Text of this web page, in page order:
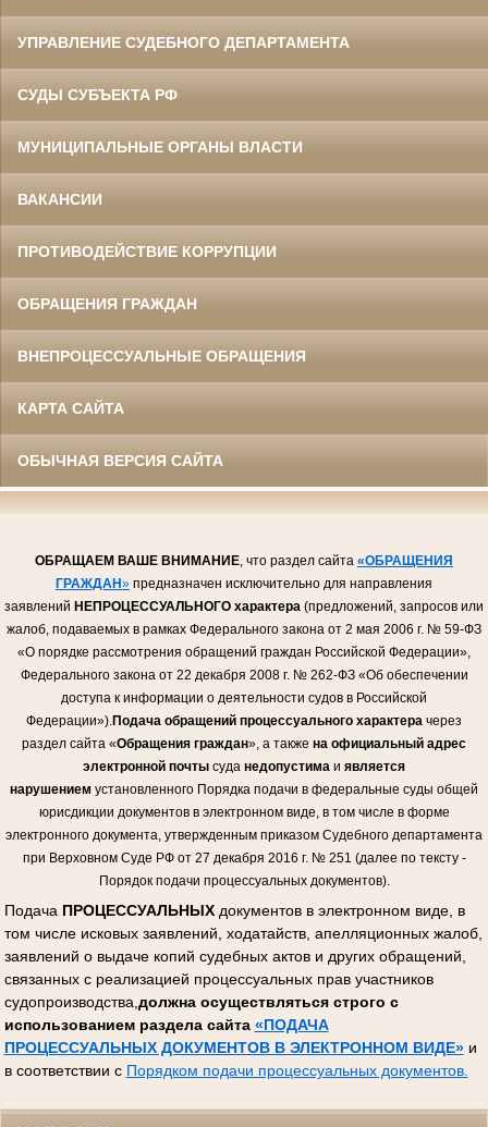
УПРАВЛЕНИЕ СУДЕБНОГО ДЕПАРТАМЕНТА
СУДЫ СУБЪЕКТА РФ
МУНИЦИПАЛЬНЫЕ ОРГАНЫ ВЛАСТИ
ВАКАНСИИ
ПРОТИВОДЕЙСТВИЕ КОРРУПЦИИ
ОБРАЩЕНИЯ ГРАЖДАН
ВНЕПРОЦЕССУАЛЬНЫЕ ОБРАЩЕНИЯ
КАРТА САЙТА
ОБЫЧНАЯ ВЕРСИЯ САЙТА
ОБРАЩАЕМ ВАШЕ ВНИМАНИЕ , что раздел сайта «ОБРАЩЕНИЯ
ГРАЖДАН» предназначен исключительно для направления
заявлений НЕПРОЦЕССУАЛЬНОГО характера (предложений, запросов или
жалоб, подаваемых в рамках Федерального закона от 2 мая 2006 г. № 59-ФЗ
«О порядке рассмотрения обращений граждан Российской Федерации»,
Федерального закона от 22 декабря 2008 г. № 262-ФЗ «Об обеспечении
доступа к информации о деятельности судов в Российской
Федерации»). Подача обращений процессуального характера через
раздел сайта «Обращения граждан», а также на официальный адрес
электронной почты суда недопустима и является
нарушением установленного Порядка подачи в федеральные суды общей
юрисдикции документов в электронном виде, в том числе в форме
электронного документа, утвержденным приказом Судебного департамента
при Верховном Суде РФ от 27 декабря 2016 г. № 251 (далее по тексту -
Порядок подачи процессуальных документов).
Подача ПРОЦЕССУАЛЬНЫХ документов в электронном виде, в
том числе исковых заявлений, ходатайств, апелляционных жалоб,
заявлений о выдаче копий судебных актов и других обращений,
связанных с реализацией процессуальных прав участников
судопроизводства, должна осуществляться строго с
использованием раздела сайта «ПОДАЧА
ПРОЦЕССУАЛЬНЫХ ДОКУМЕНТОВ В ЭЛЕКТРОННОМ ВИДЕ» и
в соответствии с Порядком подачи процессуальных документов.